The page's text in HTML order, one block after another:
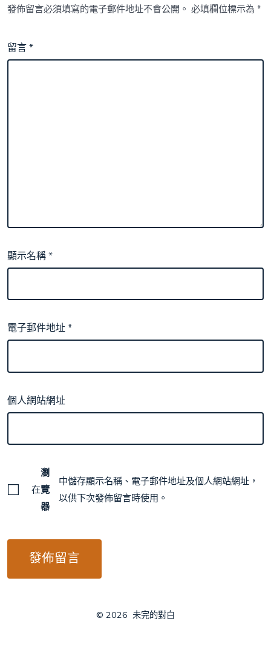
發佈留言必須填寫的電子郵件地址不會公開。 必填欄位標示為*
留言*
顯示名稱*
電子郵件地址*
個人網站網址
在
瀏
覽
器
中儲存顯示名稱、電子郵件地址及個人網站網址，
以供下次發佈留言時使用。
© 2026 未完的對白